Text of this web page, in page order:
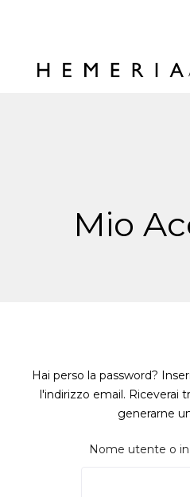
Mio
Hai perso la password?
l'indirizzo email. Riceverai
generarne
Nome utente o